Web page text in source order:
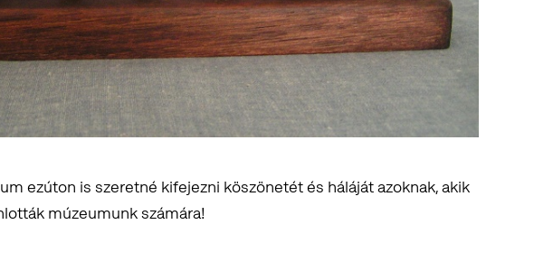
ezúton is szeretné kifejezni köszönetét és háláját azoknak, akik
múzeumunk számára!